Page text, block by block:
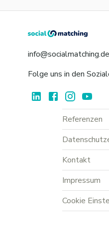
info@socialmatching.de
Folge uns in den
Referenzen
Kontakt
Impressum
Cookie